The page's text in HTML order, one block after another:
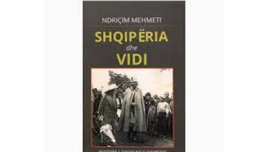
SHTOJE NË SHPORTË